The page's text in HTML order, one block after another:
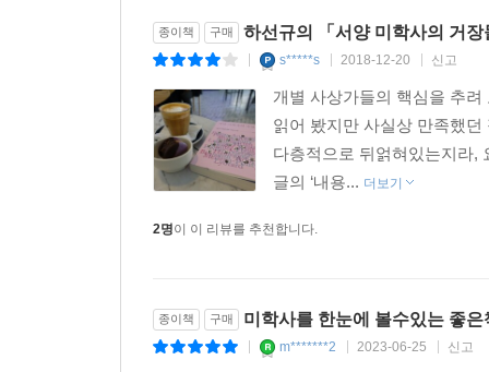
결정적으로 기여한 이들을 살피지 않고서는 미
유산이 아니라 살아 있는 현재로서 언제든 새로
국내 연구자가 서양 미학사 전체를 조망한
최초의 미학 입문서
번역서이고, 국내 연구자들이 쓴 책은 주로 특정
독자들에게 거장들의 사유가 왜 여전히 흥미롭
지적하려 한다면, 이 책은 더욱 의미가 있을 것이다.
종이책 구매 하선규의 「서양 미학사의 거
s*****s 2018-12-20 신고
개별 사상가들의 핵심을 추
읽어 봤지만 사실상 만족했
다층적으로 뒤얽혀있는지라,
글의 ‘내용... 더보기
2명이 이 리뷰를 추천합니다.
종이책 구매 미학사를 한눈에 볼수있는 좋은
m*******2 2023-06-25 신고